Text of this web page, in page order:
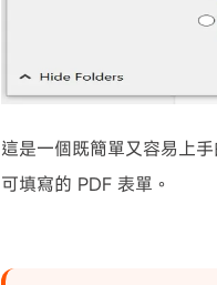
這是一個既簡單又容易上
可填寫的 PDF 表單。